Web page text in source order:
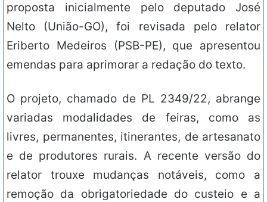
proposta inicialmente pelo deputado José
Nelto (União-GO), foi revisada pelo relator
Eriberto Medeiros (PSB-PE), que apresentou
emendas para aprimorar a redação do texto.
O projeto, chamado de PL 2349/22, abrange
variadas modalidades de feiras, como as
livres, permanentes, itinerantes, de artesanato
e de produtores rurais. A recente versão do
relator trouxe mudanças notáveis, como a
remoção da obrigatoriedade do custeio e a